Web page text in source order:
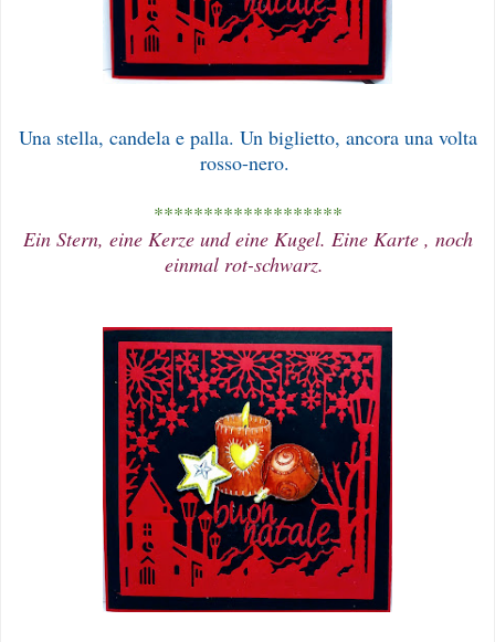
Una stella, candela e palla. Un biglietto, ancora una volta
rosso-nero.
*******************
Ein Stern, eine Kerze und eine Kugel. Eine Karte , noch
einmal rot-schwarz.